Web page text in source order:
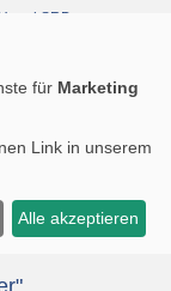
und SRD
für Marketing
Link in unserem
Alle akzeptieren